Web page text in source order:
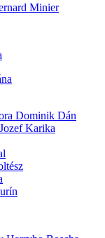
Minier
Dominik Dán
Karika